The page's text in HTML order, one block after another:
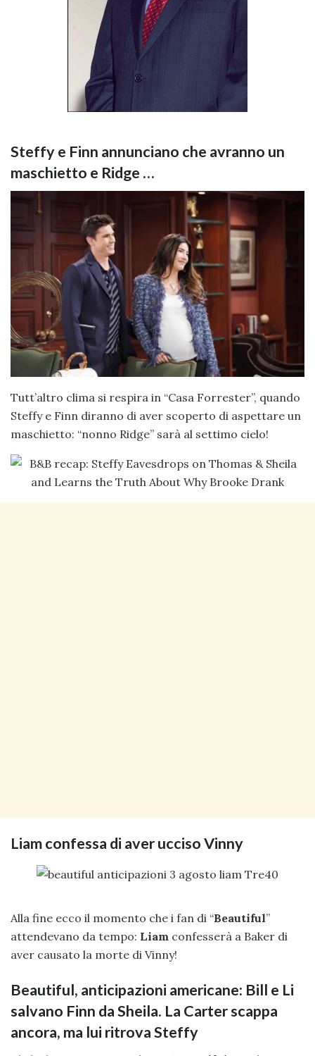
Steffy e Finn annunciano che avranno un
maschietto e Ridge …
Tutt’altro clima si respira in “Casa Forrester”, quando
Steffy e Finn diranno di aver scoperto di aspettare un
maschietto: “nonno Ridge” sarà al settimo cielo!
Liam confessa di aver ucciso Vinny
Alla fine ecco il momento che i fan di “Beautiful”
attendevano da tempo: Liam confesserà a Baker di
aver causato la morte di Vinny!
Beautiful, anticipazioni americane: Bill e Li
salvano Finn da Sheila. La Carter scappa
ancora, ma lui ritrova Steffy